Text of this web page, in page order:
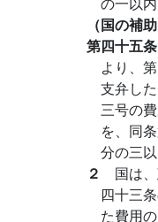
（国の補助
第四十五
より、
支弁し
三号の
を、同
分の三
２ 国は
四十三
た費用